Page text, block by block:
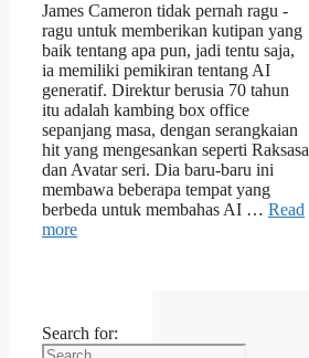
James Cameron tidak pernah ragu -
ragu untuk memberikan kutipan yang
baik tentang apa pun, jadi tentu saja,
ia memiliki pemikiran tentang AI
generatif. Direktur berusia 70 tahun
itu adalah kambing box office
sepanjang masa, dengan serangkaian
hit yang mengesankan seperti Raksasa
dan Avatar seri. Dia baru-baru ini
membawa beberapa tempat yang
berbeda untuk membahas AI … Read
more
Search for: